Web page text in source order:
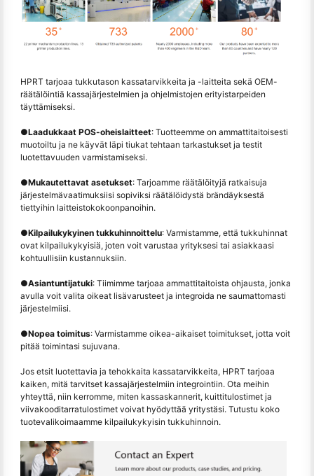
HPRT tarjoaa tukkutason kassatarvikkeita ja -laitteita sekä OEM-
räätälöintiä kassajärjestelmien ja ohjelmistojen erityistarpeiden
täyttämiseksi.
●Laadukkaat POS-oheislaitteet: Tuotteemme on ammattitaitoisesti
muotoiltu ja ne käyvät läpi tiukat tehtaan tarkastukset ja testit
luotettavuuden varmistamiseksi.
●Mukautettavat asetukset: Tarjoamme räätälöityjä ratkaisuja
järjestelmävaatimuksiisi sopiviksi räätälöidystä brändäyksestä
tiettyihin laitteistokokoonpanoihin.
●Kilpailukykyinen tukkuhinnoittelu: Varmistamme, että tukkuhinnat
ovat kilpailukykyisiä, joten voit varustaa yrityksesi tai asiakkaasi
kohtuullisiin kustannuksiin.
●Asiantuntijatuki: Tiimimme tarjoaa ammattitaitoista ohjausta, jonka
avulla voit valita oikeat lisävarusteet ja integroida ne saumattomasti
järjestelmiisi.
●Nopea toimitus: Varmistamme oikea-aikaiset toimitukset, jotta voit
pitää toimintasi sujuvana.
Jos etsit luotettavia ja tehokkaita kassatarvikkeita, HPRT tarjoaa
kaiken, mitä tarvitset kassajärjestelmiin integrointiin. Ota meihin
yhteyttä, niin kerromme, miten kassaskannerit, kuittitulostimet ja
viivakooditarratulostimet voivat hyödyttää yritystäsi. Tutustu koko
tuotevalikoimaamme kilpailukykyisin tukkuhinnoin.